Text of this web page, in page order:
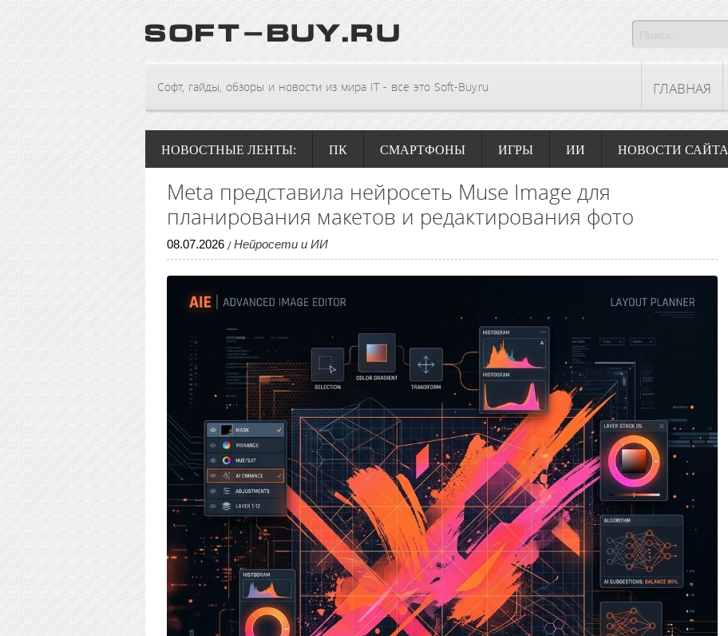
Софт, гайды, обзоры и новости из мира IT - все это Soft-Buy.ru ГЛАВНАЯ
НОВОСТНЫЕ ЛЕНТЫ: ПК СМАРТФОНЫ ИГРЫ ИИ НОВОСТИ САЙТА
Meta представила нейросеть Muse Image для
планирования макетов и редактирования фото
08.07.2026 / Нейросети и ИИ